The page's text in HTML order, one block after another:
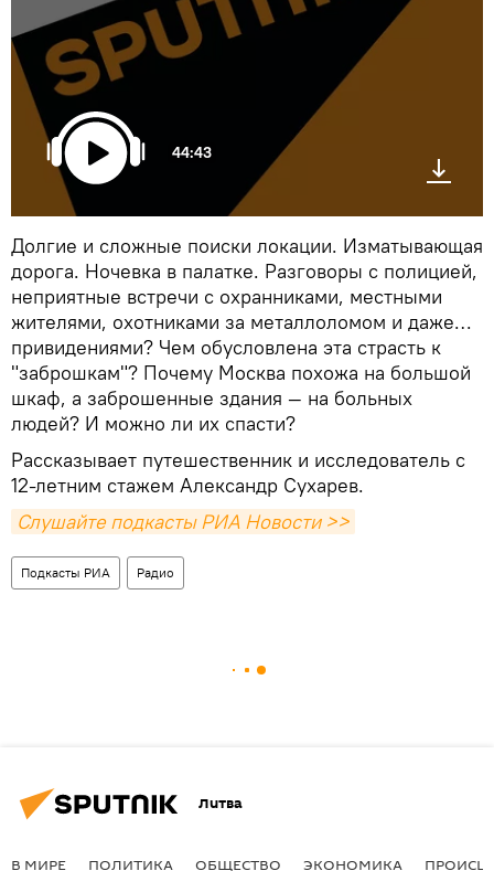
44:43
Долгие и сложные поиски локации. Изматывающая
дорога. Ночевка в палатке. Разговоры с полицией,
неприятные встречи с охранниками, местными
жителями, охотниками за металлоломом и даже…
привидениями? Чем обусловлена эта страсть к
"заброшкам"? Почему Москва похожа на большой
шкаф, а заброшенные здания — на больных
людей? И можно ли их спасти?
Рассказывает путешественник и исследователь с
12-летним стажем Александр Сухарев.
Слушайте подкасты РИА Новости >>
Подкасты РИА Радио
Литва
В МИРЕ ПОЛИТИКА ОБЩЕСТВО ЭКОНОМИКА